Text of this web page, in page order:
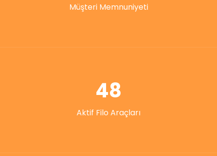
Müşteri Memnuniyeti
48
Aktif Filo Araçları